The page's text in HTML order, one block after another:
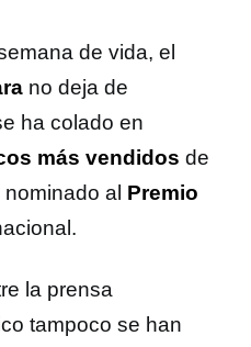
de vida, el
no deja de
ha colado en
más vendidos de
al Premio
la prensa
tampoco se han